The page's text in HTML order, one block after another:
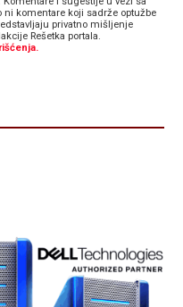
komentare koji sadrže optužbe
privatno mišljenje
Rešetka portala.